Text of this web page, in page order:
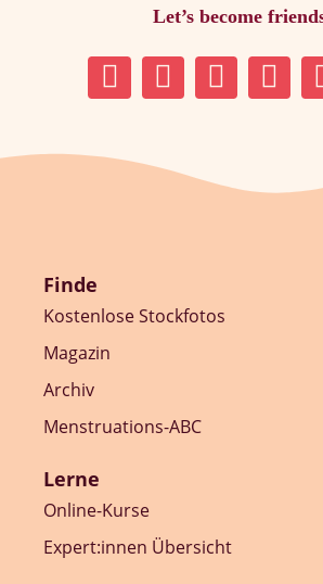
Let’s become
Finde
Kostenlose Stockfotos
Magazin
Archiv
Menstruations-ABC
Lerne
Online-Kurse
Expert:innen Übersicht